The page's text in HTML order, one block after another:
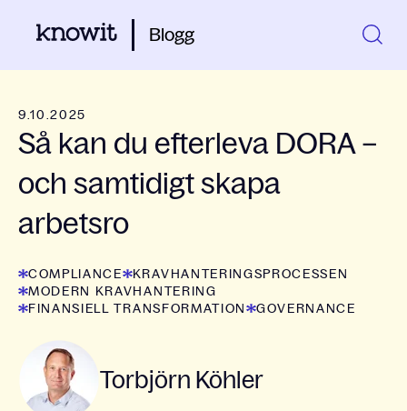
Blogg
9.10.2025
Så kan du efterleva DORA –
och samtidigt skapa
arbetsro
COMPLIANCE
KRAVHANTERINGSPROCESSEN
MODERN KRAVHANTERING
FINANSIELL TRANSFORMATION
GOVERNANCE
Torbjörn Köhler